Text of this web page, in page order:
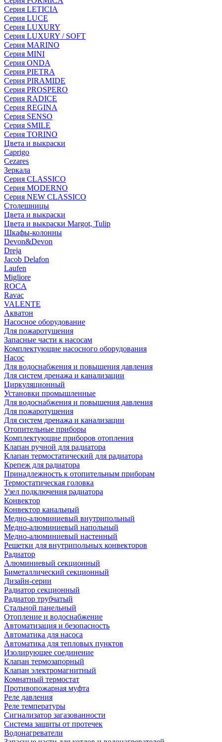
Серия LETICIA
Серия LUCE
Серия LUXURY
Серия LUXURY / SOFT
Серия MARINO
Серия MINI
Серия ONDA
Серия PIETRA
Серия PIRAMIDE
Серия PROSPERO
Серия RADICE
Серия REGINA
Серия SENSO
Серия SMILE
Серия TORINO
Цвета и выкраски
Caprigo
Cezares
Зеркала
Серия CLASSICO
Серия MODERNO
Серия NEW CLASSICO
Столешницы
Цвета и выкраски
Цвета и выкраски Margot, Tulip
Шкафы-колонны
Devon&Devon
Dreja
Jacob Delafon
Laufen
Migliore
ROCA
Rаvac
VALENTE
Акватон
Насосное оборудование
Для пожаротушения
Запасные части к насосам
Комплектующие насосного оборудования
Насос
Для водоснабжения и повышения давления
Для систем дренажа и канализации
Циркуляционный
Установки промышленные
Для водоснабжения и повышения давления
Для пожаротушения
Для систем дренажа и канализации
Отопительные приборы
Комплектующие приборов отопления
Клапан ручной для радиатора
Клапан термостатический для радиатора
Крепеж для радиатора
Принадлежность к отопительным приборам
Термостатическая головка
Узел подключения радиатора
Конвектор
Конвектор канальный
Медно-алюминиевый внутрипольный
Медно-алюминиевый напольный
Медно-алюминиевый настенный
Решетки для внутрипольных конвекторов
Радиатор
Алюминиевый секционный
Биметаллический секционный
Дизайн-серии
Радиатор секционный
Радиатор трубчатый
Стальной панельный
Отопление и водоснабжение
Автоматизация и безопасность
Автоматика для насоса
Автоматика для тепловых пунктов
Изолирующее соединение
Клапан термозапорный
Клапан электромагнитный
Комнатный термостат
Противопожарная муфта
Реле давления
Реле температуры
Сигнализатор загазованности
Система защиты от протечек
Водонагреватели